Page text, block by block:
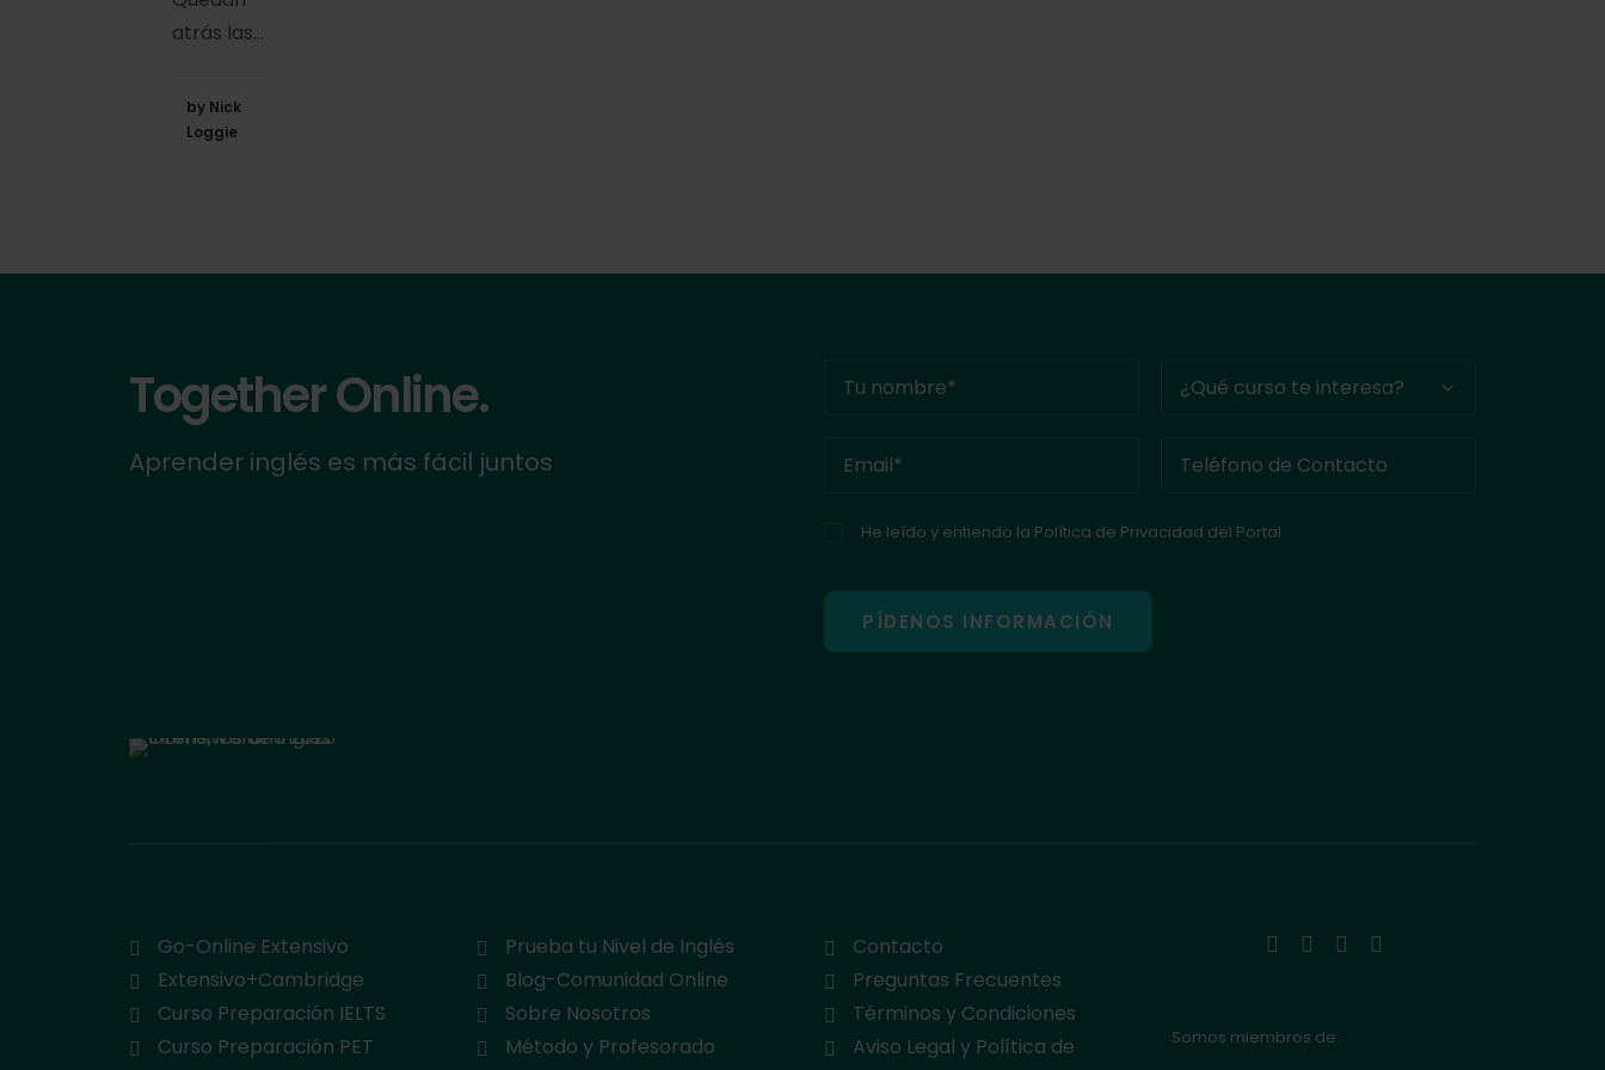
atrás las…
by Nick
Loggie
Together Online.
Aprender inglés es más fácil juntos
He leído y entiendo la Política de Privacidad del Portal
Go-Online Extensivo
Extensivo+Cambridge
Curso Preparación IELTS
Curso Preparación PET
Prueba tu Nivel de Inglés
Blog-Comunidad Online
Sobre Nosotros
Método y Profesorado
Contacto
Preguntas Frecuentes
Términos y Condiciones
Aviso Legal y Política de
Somos miembros de: